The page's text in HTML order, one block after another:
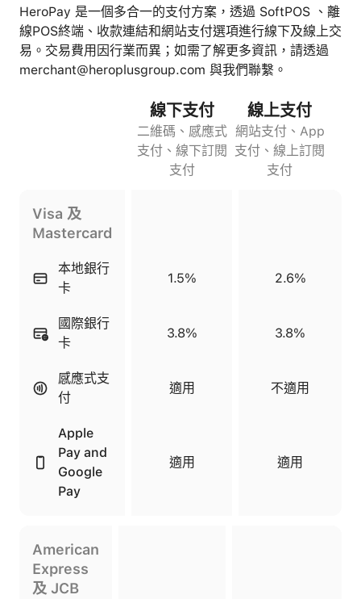
HeroPay 是一個多合一的支付方案，透過 SoftPOS 、離
線POS終端、收款連結和網站支付選項進行線下及線上交
易。交易費用因行業而異；如需了解更多資訊，請透過
merchant@heroplusgroup.com 與我們聯繫。
線下支付
二維碼、感應式
支付、線下訂閱
支付
線上支付
網站支付、App
支付、線上訂閱
支付
Visa 及
Mastercard
本地銀行
卡
1.5% 2.6%
國際銀行
卡
3.8% 3.8%
感應式支
付
適用 不適用
Apple
Pay and
Google
Pay
適用 適用
American
Express
及 JCB